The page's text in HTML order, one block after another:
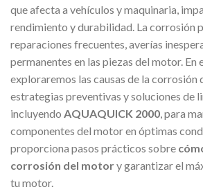
que afecta a vehículos y maquinaria,
rendimiento y durabilidad. La corrosión
reparaciones frecuentes, averías
permanentes en las piezas del motor. En
exploraremos las causas de la corrosión
estrategias preventivas y soluciones de
incluyendo AQUAQUICK 2000, para
componentes del motor en óptimas
proporciona pasos prácticos sobre
corrosión del motory garantizar el
tu motor.